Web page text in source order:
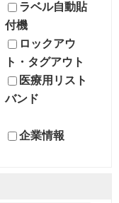
ラベル自動貼
付機
ロックアウ
ト・タグアウト
医療用リスト
バンド
企業情報